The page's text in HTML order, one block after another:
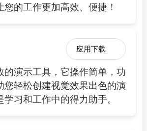
您的工作更加高效、便捷！
应用下载
的演示工具，它操作简单，功
您轻松创建视觉效果出色的演
习和工作中的得力助手。